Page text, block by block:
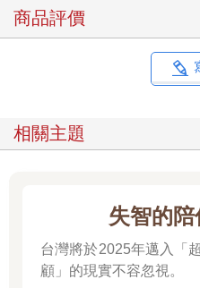
商品評價
相關主題
失智的
台灣將於2025年邁入「
顧」的現實不容忽視。